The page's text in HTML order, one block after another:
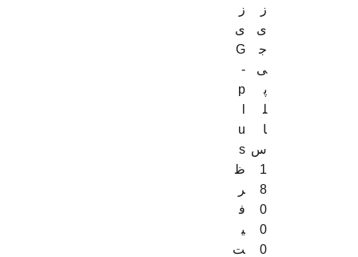
ز
ی
ج
ی
پ
ل
ا
س
1
8
0
0
0
ز
ی
G
-
p
u
s
ظ
ر
ف
ی
ت